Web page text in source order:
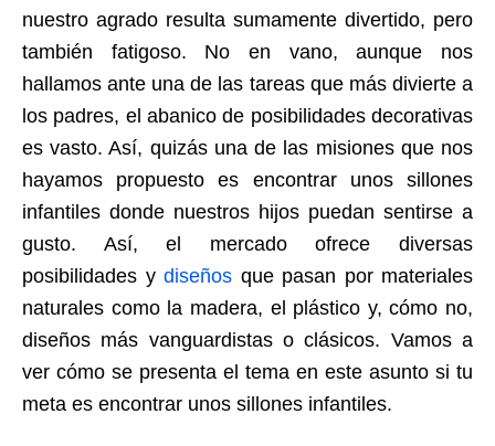
nuestro agrado resulta sumamente divertido, pero
también fatigoso. No en vano, aunque nos
hallamos ante una de las tareas que más divierte a
los padres, el abanico de posibilidades decorativas
es vasto. Así, quizás una de las misiones que nos
hayamos propuesto es encontrar unos sillones
infantiles donde nuestros hijos puedan sentirse a
gusto. Así, el mercado ofrece diversas
posibilidades y diseños que pasan por materiales
naturales como la madera, el plástico y, cómo no,
diseños más vanguardistas o clásicos. Vamos a
ver cómo se presenta el tema en este asunto si tu
meta es encontrar unos sillones infantiles.